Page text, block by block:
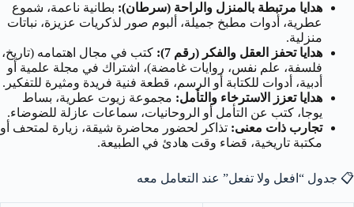
هدايا مرتبطة بالمنزل والراحة (سرطان): بطانية ناعمة، شموع
عطرية، أدوات مطبخ جميلة، ألبوم صور لذكريات عزيزة، نباتات
منزلية.
هدايا تحفز العقل والفكر (رقم 7):
كتب في مجال اهتمامه (تاريخ،
فلسفة، علم نفس، روايات غامضة)، اشتراك في مجلة علمية أو
أدبية، أدوات للكتابة أو الرسم، قطعة فنية فريدة ومثيرة للتفكير.
هدايا تعزز الاسترخاء والتأمل: مجموعة زيوت عطرية، بساط
يوجا، كتب عن التأمل أو الروحانيات، سماعات عازلة للضوضاء.
تجارب ذات معنى: تذاكر لحضور محاضرة شيقة، زيارة لمتحف أو
مكتبة تاريخية، قضاء وقت هادئ في الطبيعة.
📋 جدول “افعل ولا تفعل” عند التعامل معه